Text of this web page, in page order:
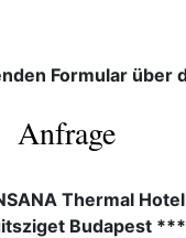
Formular über
Anfrage
Thermal Hotel
Budapest